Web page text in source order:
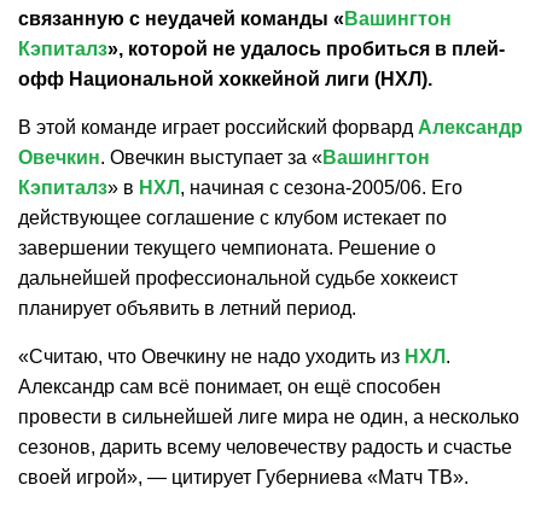
связанную с неудачей команды « Вашингтон
Кэпиталз», которой не удалось пробиться в плей-
офф Национальной хоккейной лиги (НХЛ).
В этой команде играет российский форвард Александр
Овечкин. Овечкин выступает за «Вашингтон
Кэпиталз» в НХЛ , начиная с сезона-2005/06. Его
действующее соглашение с клубом истекает по
завершении текущего чемпионата. Решение о
дальнейшей профессиональной судьбе хоккеист
планирует объявить в летний период.
«Считаю, что Овечкину не надо уходить из НХЛ .
Александр сам всё понимает, он ещё способен
провести в сильнейшей лиге мира не один, а несколько
сезонов, дарить всему человечеству радость и счастье
своей игрой», — цитирует Губерниева «Матч ТВ».